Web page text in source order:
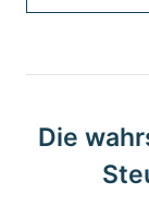
Die